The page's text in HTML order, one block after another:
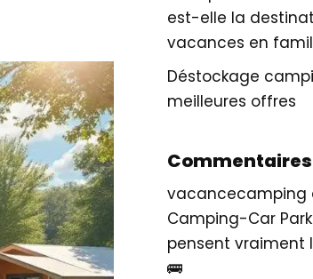
est-elle la
vacances en
Déstockage
meilleures offres
vacancecamping
Camping-Car Park
pensent vraiment
🚌